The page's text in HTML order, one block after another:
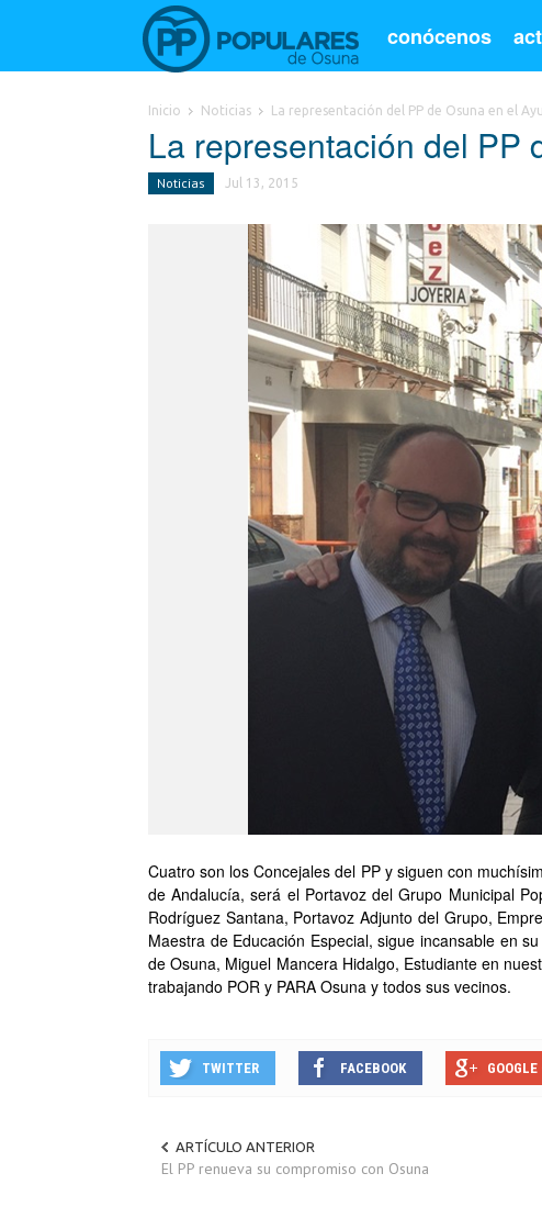
conócenos
Inicio Noticias La representación del PP de Osuna en el
La representación del PP
Noticias Jul 13, 2015
Cuatro son los Concejales del PP y siguen con
de Andalucía, será el Portavoz del Grupo Municipal
Rodríguez Santana, Portavoz Adjunto del Grupo,
Maestra de Educación Especial, sigue incansable en
de Osuna, Miguel Mancera Hidalgo, Estudiante en
trabajando POR y PARA Osuna y todos sus vecinos.
TWITTER FACEBOOK GOOGLE
ARTÍCULO ANTERIOR
El PP renueva su compromiso con Osuna